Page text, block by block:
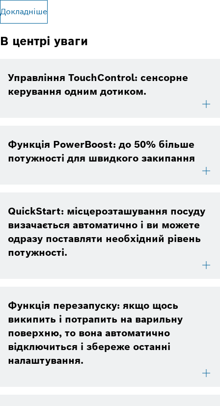
Докладніше
В центрі уваги
Управління TouchControl: сенсорне
керування одним дотиком.
Функція PowerBoost: до 50% більше
потужності для швидкого закипання
QuickStart: місцерозташування посуду
визачається автоматично і ви можете
одразу поставляти необхідний рівень
потужності.
Функція перезапуску: якщо щось
википить і потрапить на варильну
поверхню, то вона автоматично
відключиться і збереже останні
налаштування.